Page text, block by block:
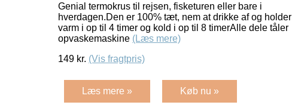
Genial termokrus til rejsen, fisketuren eller bare i
hverdagen.Den er 100% tæt, nem at drikke af og holder
varm i op til 4 timer og kold i op til 8 timerAlle dele tåler
opvaskemaskine (Læs mere)
149 kr. (Vis fragtpris)
Læs mere » Køb nu »